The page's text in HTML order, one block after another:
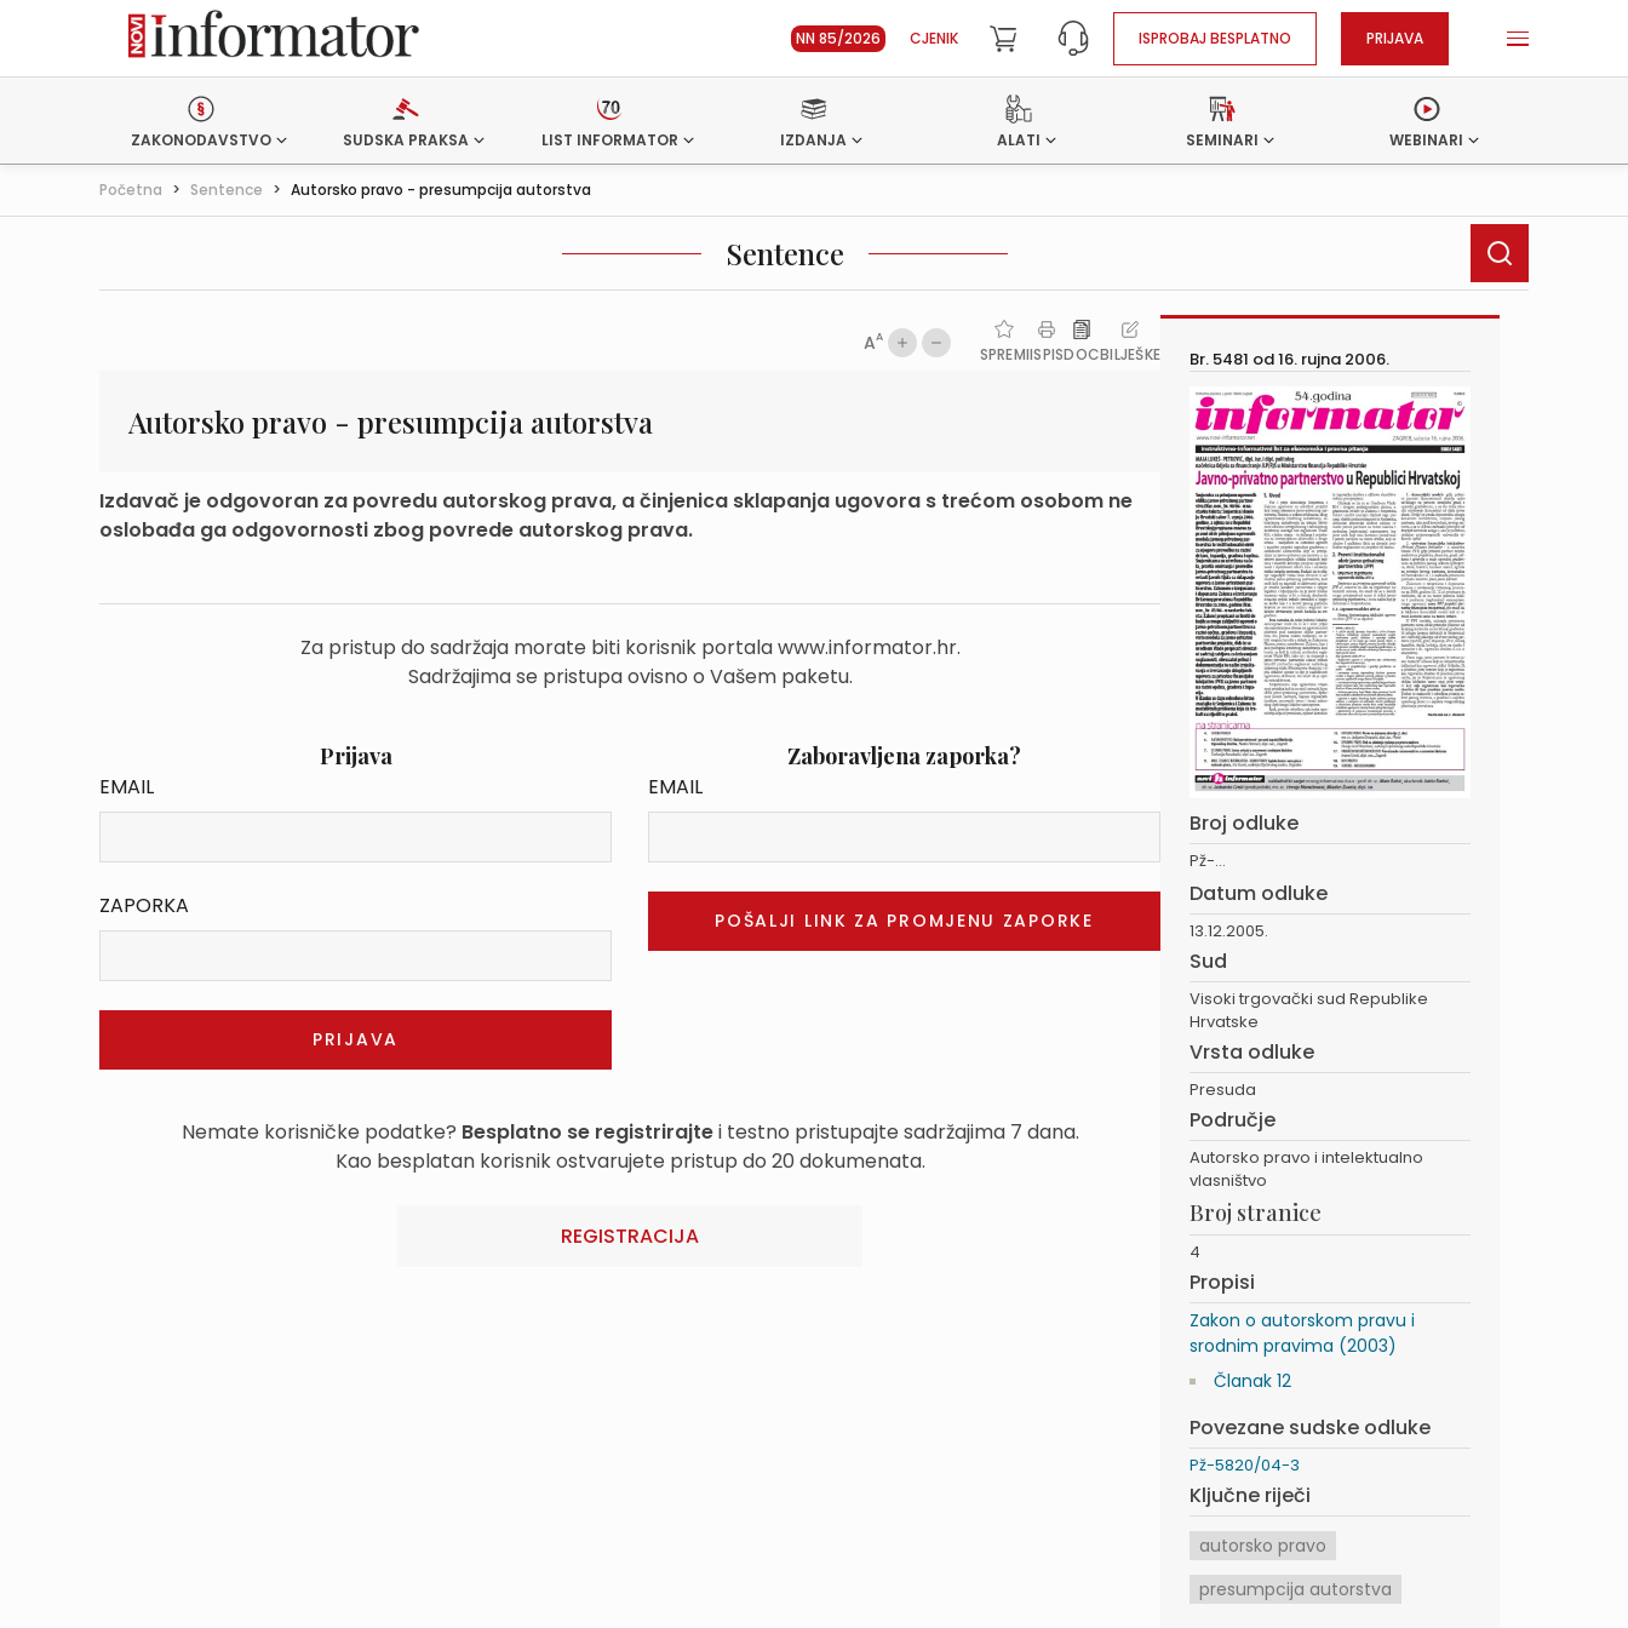
NN 85/2026 CJENIK ISPROBAJ BESPLATNO PRIJAVA
ZAKONODAVSTVO SUDSKA PRAKSA LIST INFORMATOR IZDANJA ALATI SEMINARI WEBINARI
Početna > Sentence > Autorsko pravo - presumpcija autorstva
Sentence
AA
SPREMIISPISDOCBILJEŠKE
Autorsko pravo - presumpcija autorstva
Izdavač je odgovoran za povredu autorskog prava, a činjenica sklapanja ugovora s trećom osobom ne
oslobađa ga odgovornosti zbog povrede autorskog prava.
Za pristup do sadržaja morate biti korisnik portala www.informator.hr.
Sadržajima se pristupa ovisno o Vašem paketu.
Prijava
EMAIL
ZAPORKA
Zaboravljena zaporka?
EMAIL
Nemate korisničke podatke? Besplatno se registrirajtei testno pristupajte sadržajima 7 dana.
Kao besplatan korisnik ostvarujete pristup do 20 dokumenata.
REGISTRACIJA
Br. 5481 od16. rujna 2006.
Broj odluke
Pž-...
Datum odluke
13.12.2005.
Sud
Visoki trgovački sud Republike
Hrvatske
Vrsta odluke
Presuda
Područje
Autorsko pravo i intelektualno
vlasništvo
Broj stranice
4
Propisi
Zakon o autorskom pravu i
srodnim pravima (2003)
Članak 12
Povezane sudske odluke
Pž-5820/04-3
Ključne riječi
autorsko pravo
presumpcija autorstva